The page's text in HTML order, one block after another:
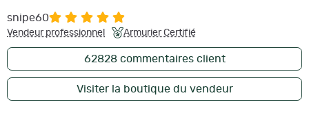
snipe60
Vendeur professionnel Armurier Certifié
62828commentaires client
Visiter la boutique du vendeur